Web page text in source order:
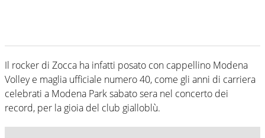
Il rocker di Zocca ha infatti posato con cappellino Modena
Volley e maglia ufficiale numero 40, come gli anni di carriera
celebrati a Modena Park sabato sera nel concerto dei
record, per la gioia del club gialloblù.